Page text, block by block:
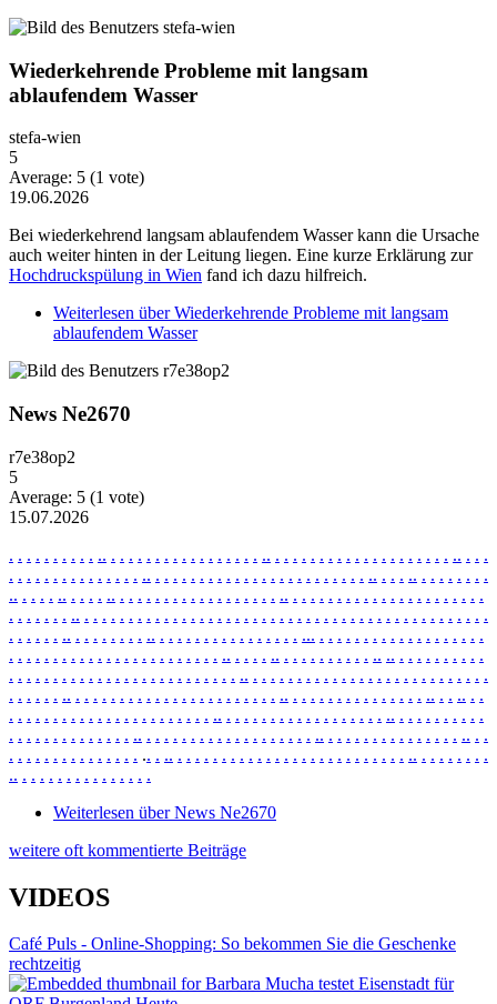
Wiederkehrende Probleme mit langsam
ablaufendem Wasser
stefa-wien
5
Average: 5 (1 vote)
19.06.2026
Bei wiederkehrend langsam ablaufendem Wasser kann die Ursache
auch weiter hinten in der Leitung liegen. Eine kurze Erklärung zur
Hochdruckspülung in Wien fand ich dazu hilfreich.
Weiterlesen über Wiederkehrende Probleme mit langsam
ablaufendem Wasser
News Ne2670
r7e38op2
5
Average: 5 (1 vote)
15.07.2026
. . . . . . . . . . .. . . . . . . . . . . . . . . . . . .. . . . . . . . . . . . . . . . . . . . . .. . . .
. . . . . . . . . . . . . . . .. . . . . . . . . . . . . . . . . . . . . . . . . .. . . . .. . . . . . . . .
.. . . . . .. . . . . .. . . . . . . . . . . . . . . . . . . .. . . . . . . . . . . . . . . . . . . . . . .
. . . . . . . .. . . . . . . . . . . . . . . . . . . . . . . . . . . . . . . . . . . . . . . . . . . . . . .
. . . . . . .. . . . . . . . . .. . . . . . . . . . . . . . . . . ... . . . . . . . . . . . . . . . . . . .
. . . . . . . . . . . . . . . . . . . . . . . . .. . . . . .. . . . . . . . . . . .. .. . . . . . . . . . .
. . . . . . . . . . . . . . . . . . . . . . . . . . .. . . . . . . . . . . . . . . . . . . . . . . . . . . .
. . . . . . .. . . . . . . . . . . . . . . . . . . . . . . . .. . . . . . . . . . . . . . . . .. . . .. . .
. . . . . . . . . . . . . . . . . . . . . . . .. . . . . . . . . . . . . . . . . . . .. . . . . . . . . . .
. . . . . . . . . . . . . . .. . . . . . . . . . . . . . . . . . . . .. . . . . . . . . . . . . . . . .. . .
. . . . . . . . . . . . . . . .. . .. . . . . . . . . . . . . . . . . . . . . . . . . . . .. . . . . . . . .
.. . . . . . . . . . . . . . . .
Weiterlesen über News Ne2670
weitere oft kommentierte Beiträge
VIDEOS
Café Puls - Online-Shopping: So bekommen Sie die Geschenke
rechtzeitig